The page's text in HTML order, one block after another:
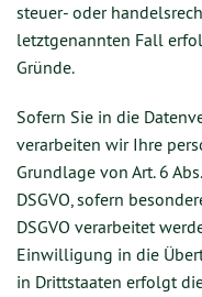
steuer- oder
letztgenannten Fall
Gründe.
Sofern Sie in die
verarbeiten wir Ihre
Grundlage von Art. 6
DSGVO, sofern
DSGVO verarbeitet
Einwilligung in die
in Drittstaaten erfolgt